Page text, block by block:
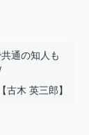
通の知人も
【古木 英三郎】